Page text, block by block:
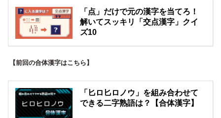
「点」だけで元の漢字を当てろ！
解いてスッキリ「交点漢字」クイ
ズ10
【前回の合体漢字はこちら】
「匕ロ匕ロノウ」を組み合わせて
できる二字熟語は？【合体漢字】